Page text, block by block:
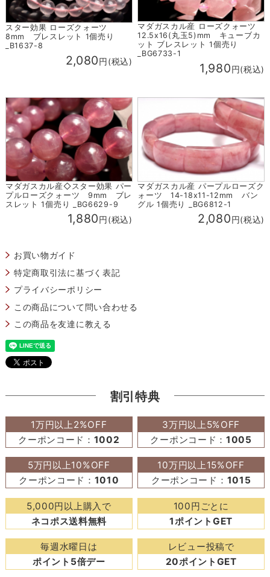
スター効果 ローズクォーツ
8mm ブレスレット 1個売り
_B1637-8
2,080円(税込)
マダガスカル産 ローズクォーツ
12.5x16(丸玉5)mm キューブカ
ット ブレスレット 1個売り
_BG6733-1
1,980円(税込)
マダガスカル産◇スター効果 パー
プルローズクォーツ 9mm ブレ
スレット 1個売り _BG6629-9
1,880円(税込)
マダガスカル産 パープルローズク
ォーツ 14-18x11-12mm バン
グル 1個売り _BG6812-1
2,080円(税込)
お買い物ガイド
特定商取引法に基づく表記
プライバシーポリシー
この商品について問い合わせる
この商品を友達に教える
割引特典
1万円以上2%OFF
クーポンコード： 1002
3万円以上5%OFF
クーポンコード：1005
5万円以上10%OFF
クーポンコード： 1010
10万円以上15%OFF
クーポンコード： 1015
5,000円以上購入で
ネコポス送料無料
100円ごとに
1ポイントGET
毎週水曜日は
ポイント5倍デー
レビュー投稿で
20ポイントGET